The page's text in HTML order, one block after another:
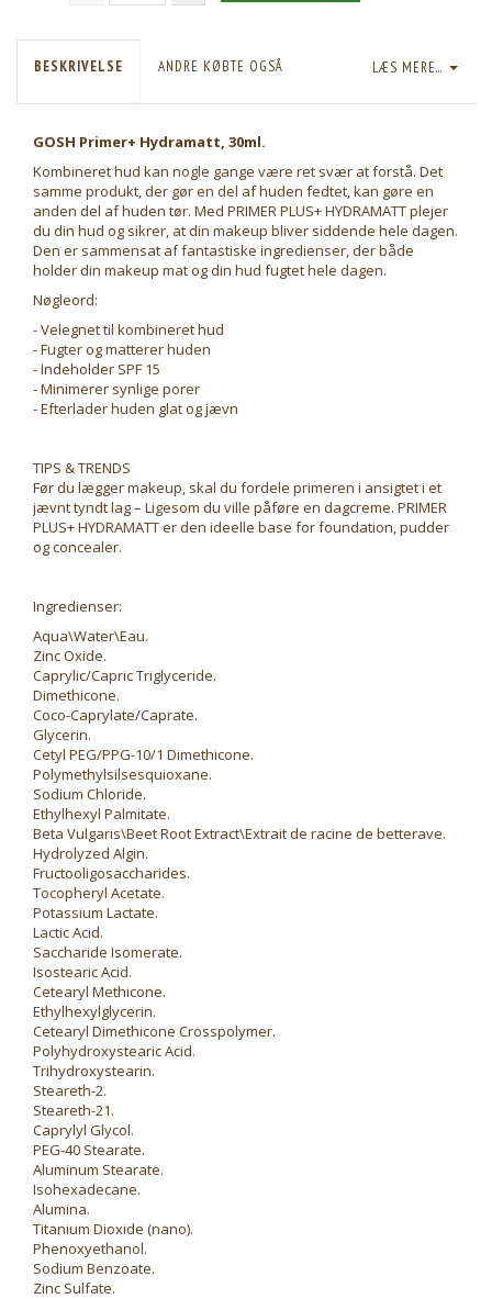
LÆS MERE...
BESKRIVELSE ANDRE KØBTE OGSÅ
GOSH Primer+ Hydramatt, 30ml.
Kombineret hud kan nogle gange være ret svær at forstå. Det
samme produkt, der gør en del af huden fedtet, kan gøre en
anden del af huden tør. Med PRIMER PLUS+ HYDRAMATT plejer
du din hud og sikrer, at din makeup bliver siddende hele dagen.
Den er sammensat af fantastiske ingredienser, der både
holder din makeup mat og din hud fugtet hele dagen.
Nøgleord:
- Velegnet til kombineret hud
- Fugter og matterer huden
- Indeholder SPF 15
- Minimerer synlige porer
- Efterlader huden glat og jævn
TIPS & TRENDS
Før du lægger makeup, skal du fordele primeren i ansigtet i et
jævnt tyndt lag – Ligesom du ville påføre en dagcreme. PRIMER
PLUS+ HYDRAMATT er den ideelle base for foundation, pudder
og concealer.
Ingredienser:
Aqua\Water\Eau.
Zinc Oxide.
Caprylic/Capric Triglyceride.
Dimethicone.
Coco-Caprylate/Caprate.
Glycerin.
Cetyl PEG/PPG-10/1 Dimethicone.
Polymethylsilsesquioxane.
Sodium Chloride.
Ethylhexyl Palmitate.
Beta Vulgaris\Beet Root Extract\Extrait de racine de betterave.
Hydrolyzed Algin.
Fructooligosaccharides.
Tocopheryl Acetate.
Potassium Lactate.
Lactic Acid.
Saccharide Isomerate.
Isostearic Acid.
Cetearyl Methicone.
Ethylhexylglycerin.
Cetearyl Dimethicone Crosspolymer.
Polyhydroxystearic Acid.
Trihydroxystearin.
Steareth-2.
Steareth-21.
Caprylyl Glycol.
PEG-40 Stearate.
Aluminum Stearate.
Isohexadecane.
Alumina.
Titanium Dioxide (nano).
Phenoxyethanol.
Sodium Benzoate.
Zinc Sulfate.